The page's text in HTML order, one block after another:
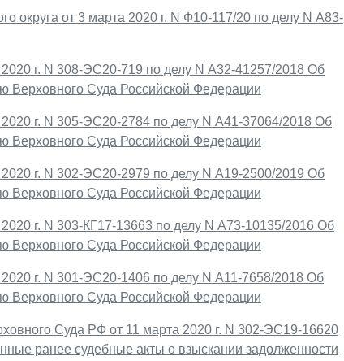
округа от 3 марта 2020 г. N Ф10-117/20 по делу N А83-
г. N 308-ЭС20-719 по делу N А32-41257/2018 Об
Верховного Суда Российской Федерации
г. N 305-ЭС20-2784 по делу N А41-37064/2018 Об
Верховного Суда Российской Федерации
г. N 302-ЭС20-2979 по делу N А19-2500/2019 Об
Верховного Суда Российской Федерации
г. N 303-КГ17-13663 по делу N А73-10135/2016 Об
Верховного Суда Российской Федерации
г. N 301-ЭС20-1406 по делу N А11-7658/2018 Об
Верховного Суда Российской Федерации
Суда РФ от 11 марта 2020 г. N 302-ЭС19-16620
ранее судебные акты о взыскании задолженности